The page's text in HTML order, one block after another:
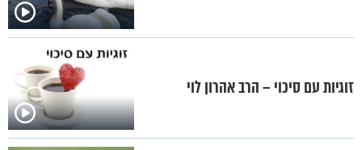
זוגיות עם סיכוי – הרב אהרון לוי